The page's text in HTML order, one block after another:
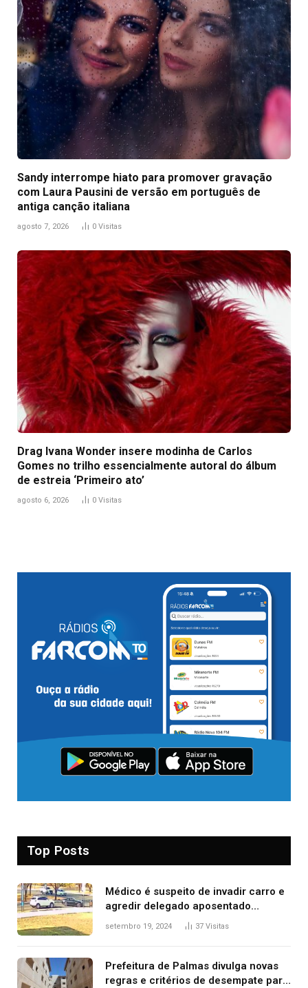
Sandy interrompe hiato para promover gravação
com Laura Pausini de versão em português de
antiga canção italiana
agosto 7, 2026 0 Visitas
Drag Ivana Wonder insere modinha de Carlos
Gomes no trilho essencialmente autoral do álbum
de estreia ‘Primeiro ato’
agosto 6, 2026 0 Visitas
Top Posts
Médico é suspeito de invadir carro e
agredir delegado aposentado
durante confusão no trânsito
setembro 19, 2024 37 Visitas
Prefeitura de Palmas divulga novas
regras e critérios de desempate para